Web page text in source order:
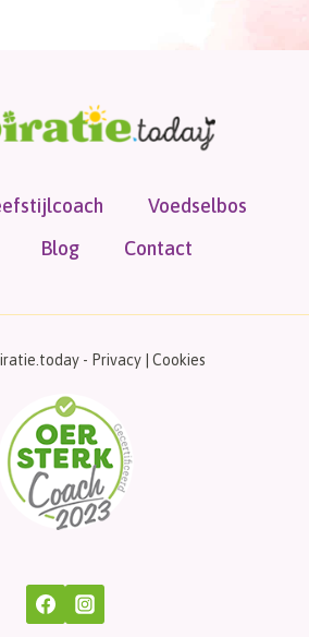
Voedselbos
Blog Contact
- Privacy| Cookies